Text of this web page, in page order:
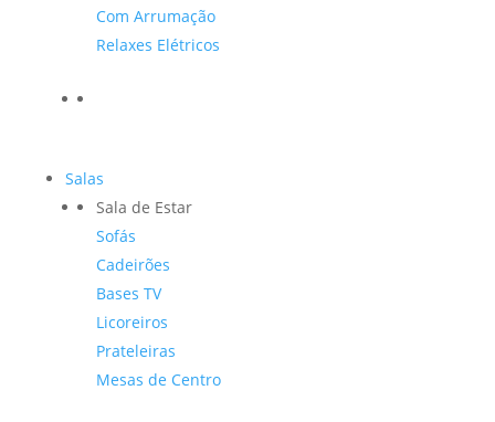
Com Arrumação
Relaxes Elétricos
Salas
Sala de Estar
Sofás
Cadeirões
Bases TV
Licoreiros
Prateleiras
Mesas de Centro